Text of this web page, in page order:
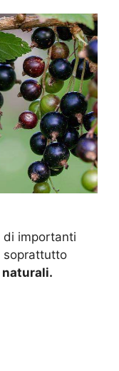
di importanti
soprattutto